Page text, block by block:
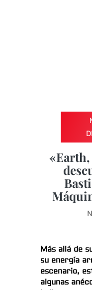
Más allá de
su energía
escenario,
algunas